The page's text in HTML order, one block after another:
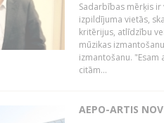
Sadarbības mērķis
izpildījuma vietās,
kritērijus, atlīdzību
mūzikas
izmantošanu.
citām...
AEPO-ARTIS